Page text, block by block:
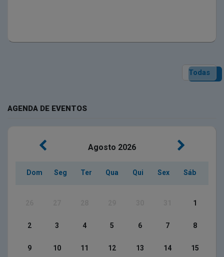
Todas
AGENDA DE EVENTOS
Agosto 2026
Dom Seg Ter Qua Qui Sex Sáb
1
2 3 4 5 6 7 8
9 10 11 12 13 14 15